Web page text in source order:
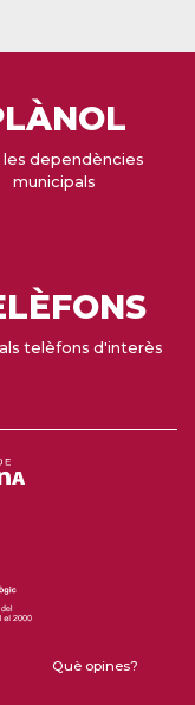
les dependències
municipals
telèfons d'interès
Què opines?